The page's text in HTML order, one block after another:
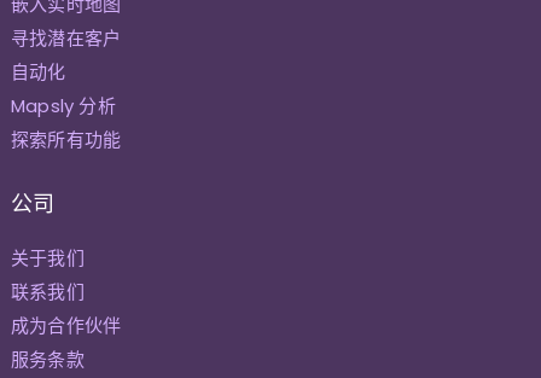
寻找潜在客户
自动化
Mapsly 分析
探索所有功能
公司
关于我们
联系我们
成为合作伙伴
服务条款